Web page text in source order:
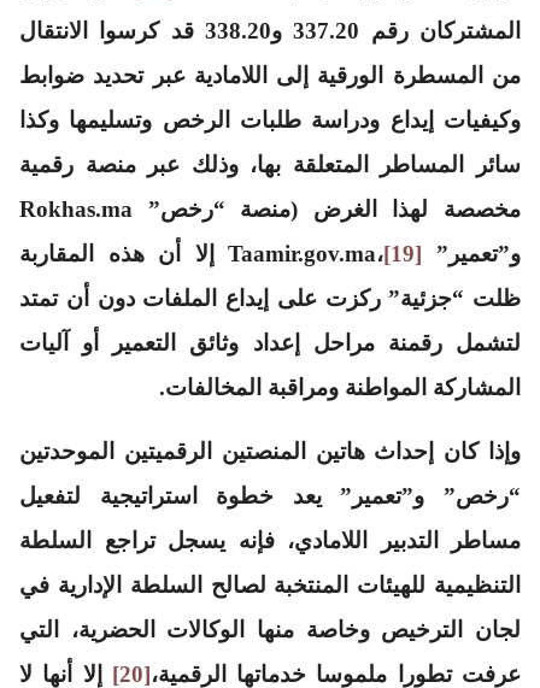
المشتركان رقم 337.20 و338.20 قد كرسوا الانتقال
من المسطرة الورقية إلى اللامادية عبر تحديد ضوابط
وكيفيات إيداع ودراسة طلبات الرخص وتسليمها وكذا
سائر المساطر المتعلقة بها، وذلك عبر منصة رقمية
مخصصة لهذا الغرض (منصة “رخص” Rokhas.ma
و”تعمير” Taamir.gov.ma، [19]
إلا أن هذه المقاربة
ظلت “جزئية” ركزت على إيداع الملفات دون أن تمتد
لتشمل رقمنة مراحل إعداد وثائق التعمير أو آليات
المشاركة المواطنة ومراقبة المخالفات.
وإذا كان إحداث هاتين المنصتين الرقميتين الموحدتين
“رخص” و”تعمير” يعد خطوة استراتيجية لتفعيل
مساطر التدبير اللامادي، فإنه يسجل تراجع السلطة
التنظيمية للهيئات المنتخبة لصالح السلطة الإدارية في
لجان الترخيص وخاصة منها الوكالات الحضرية، التي
عرفت تطورا ملموسا خدماتها الرقمية،[20]
إلا أنها لا